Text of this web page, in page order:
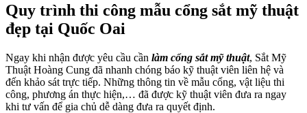
Quy trình thi công mẫu cổng sắt mỹ thuật
đẹp tại Quốc Oai
Ngay khi nhận được yêu cầu cần làm cổng sắt mỹ thuật, Sắt Mỹ
Thuật Hoàng Cung đã nhanh chóng báo kỹ thuật viên liên hệ và
đến khảo sát trực tiếp. Những thông tin về mẫu cổng, vật liệu thi
công, phương án thực hiện,… đã được kỹ thuật viên đưa ra ngay
khi tư vấn để gia chủ dễ dàng đưa ra quyết định.